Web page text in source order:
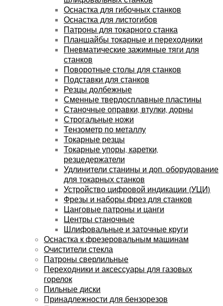
Оснастка для гибочных станков
Оснастка для листогибов
Патроны для токарного станка
Планшайбы токарные и переходники
Пневматические зажимные тяги для
станков
Поворотные столы для станков
Подставки для станков
Резцы долбежные
Сменные твердосплавные пластины
Станочные оправки, втулки, дорны
Строгальные ножи
Тензометр по металлу
Токарные резцы
Токарные упоры, каретки,
резцедержатели
Удлинители станины и доп. оборудование
для токарных станков
Устройство цифровой индикации (УЦИ)
Фрезы и наборы фрез для станков
Цанговые патроны и цанги
Центры станочные
Шлифовальные и заточные круги
Оснастка к фрезеровальным машинам
Очистители стекла
Патроны сверлильные
Переходники и аксессуары для газовых
горелок
Пильные диски
Принадлежности для бензорезов